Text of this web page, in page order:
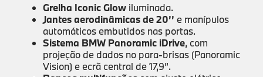
Grelha Iconic Glowiluminada.
Jantes aerodinâmicas de 20’’ e manípulos
automáticos embutidos nas portas.
Sistema BMW Panoramic iDrive, com
projeção de dados no para-brisas (Panoramic
Vision) e ecrã central de 17,9”.